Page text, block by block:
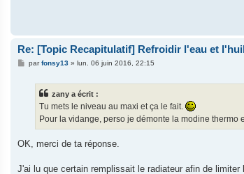
Re: [Topic Recapitulatif] Refroidir l'eau et
Mparfonsy13» lun. 06 juin 2016, 22:15
zany a écrit :
Tu mets le niveau au maxi et ça le fait.
Pour la vidange, perso je démonte la modine
OK, merci de ta réponse.
J'ai lu que certain remplissait le radiateur afin de limiter